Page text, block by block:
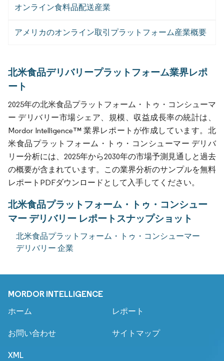
オンライン食料品配送産業
アメリカのオンライン取引プラットフォーム産業概要
北米食品デリバリープラットフォーム業界レポ
ート
2025年の北米食品プラットフォーム・トゥ・コンシューマ
ー デリバリー市場シェア、規模、収益成長率の統計は、
Mordor Intelligence™ 業界レポートが作成しています。北
米食品プラットフォーム・トゥ・コンシューマー デリバ
リー分析には、2025年から2030年の市場予測見通しと過去
の概要が含まれています。この業界分析のサンプルを無料
レポートPDFダウンロードとして入手してください。
北米食品プラットフォーム・トゥ・コンシュー
マー デリバリー レポートスナップショット
北米食品プラットフォーム・トゥ・コンシューマー
デリバリー 企業
MORDOR INTELLIGENCE
ホーム レポート
お問い合わせ サイトマップ
XML